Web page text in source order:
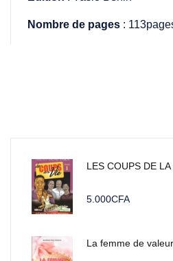
Nombre de pages :
LES COUPS DE
5.000CFA
La femme de valeur